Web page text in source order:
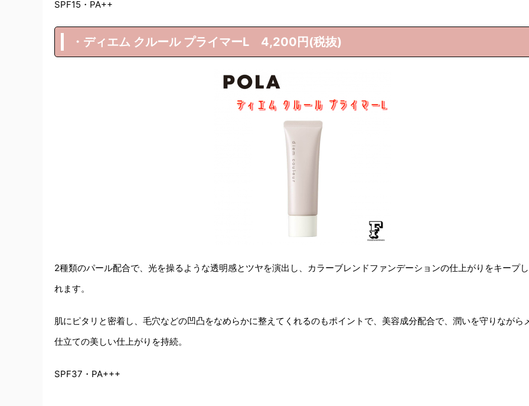
SPF15・PA++
・ディエム クルール プライマーL 4,200円(税抜)
2種類のパール配合で、光を操るような透明感とツヤを演出し、カラーブレンドファンデーションの仕上がりをキープ
れます。
肌にピタリと密着し、毛穴などの凹凸をなめらかに整えてくれるのもポイントで、美容成分配合で、潤いを守りながら
仕立ての美しい仕上がりを持続。
SPF37・PA+++